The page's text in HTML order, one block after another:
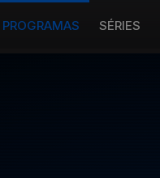
PROGRAMAS SÉRIES